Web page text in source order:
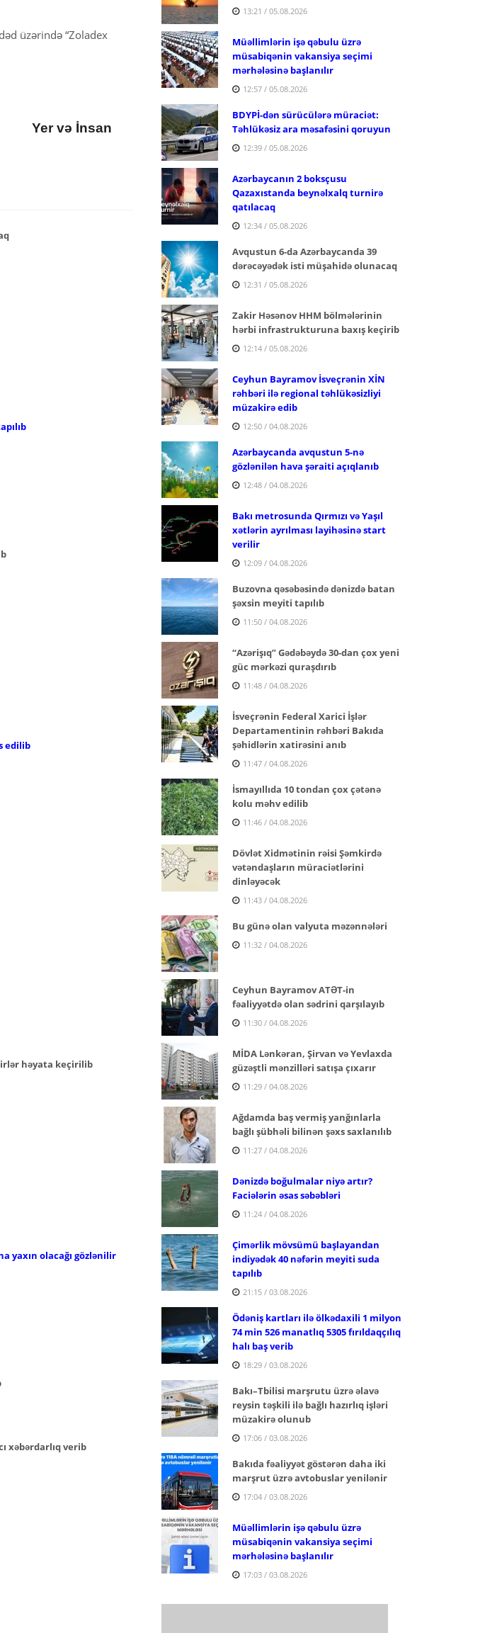
üzərində “Zoladex
Yer və İnsan
edilib
həyata keçirilib
yaxın olacağı gözlənilir
xəbərdarlıq verib
13:21 / 05.08.2026
Müəllimlərin işə qəbulu üzrə
müsabiqənin vakansiya seçimi
mərhələsinə başlanılır
12:57 / 05.08.2026
BDYPİ-dən sürücülərə müraciət:
Təhlükəsiz ara məsafəsini qoruyun
12:39 / 05.08.2026
Azərbaycanın 2 boksçusu
Qazaxıstanda beynəlxalq turnirə
qatılacaq
12:34 / 05.08.2026
Avqustun 6-da Azərbaycanda 39
dərəcəyədək isti müşahidə olunacaq
12:31 / 05.08.2026
Zakir Həsənov HHM bölmələrinin
hərbi infrastrukturuna baxış keçirib
12:14 / 05.08.2026
Ceyhun Bayramov İsveçrənin XİN
rəhbəri ilə regional təhlükəsizliyi
müzakirə edib
12:50 / 04.08.2026
Azərbaycanda avqustun 5-nə
gözlənilən hava şəraiti açıqlanıb
12:48 / 04.08.2026
Bakı metrosunda Qırmızı və Yaşıl
xətlərin ayrılması layihəsinə start
verilir
12:09 / 04.08.2026
Buzovna qəsəbəsində dənizdə batan
şəxsin meyiti tapılıb
11:50 / 04.08.2026
“Azərişıq” Gədəbəydə 30-dan çox yeni
güc mərkəzi quraşdırıb
11:48 / 04.08.2026
İsveçrənin Federal Xarici İşlər
Departamentinin rəhbəri Bakıda
şəhidlərin xatirəsini anıb
11:47 / 04.08.2026
İsmayıllıda 10 tondan çox çətənə
kolu məhv edilib
11:46 / 04.08.2026
Dövlət Xidmətinin rəisi Şəmkirdə
vətəndaşların müraciətlərini
dinləyəcək
11:43 / 04.08.2026
Bu günə olan valyuta məzənnələri
11:32 / 04.08.2026
Ceyhun Bayramov ATƏT-in
fəaliyyətdə olan sədrini qarşılayıb
11:30 / 04.08.2026
MİDA Lənkəran, Şirvan və Yevlaxda
güzəştli mənzilləri satışa çıxarır
11:29 / 04.08.2026
Ağdamda baş vermiş yanğınlarla
bağlı şübhəli bilinən şəxs saxlanılıb
11:27 / 04.08.2026
Dənizdə boğulmalar niyə artır?
Faciələrin əsas səbəbləri
11:24 / 04.08.2026
Çimərlik mövsümü başlayandan
indiyədək 40 nəfərin meyiti suda
tapılıb
21:15 / 03.08.2026
Ödəniş kartları ilə ölkədaxili 1 milyon
74 min 526 manatlıq 5305 fırıldaqçılıq
halı baş verib
18:29 / 03.08.2026
Bakı–Tbilisi marşrutu üzrə əlavə
reysin təşkili ilə bağlı hazırlıq işləri
müzakirə olunub
17:06 / 03.08.2026
Bakıda fəaliyyət göstərən daha iki
marşrut üzrə avtobuslar yenilənir
17:04 / 03.08.2026
Müəllimlərin işə qəbulu üzrə
müsabiqənin vakansiya seçimi
mərhələsinə başlanılır
17:03 / 03.08.2026